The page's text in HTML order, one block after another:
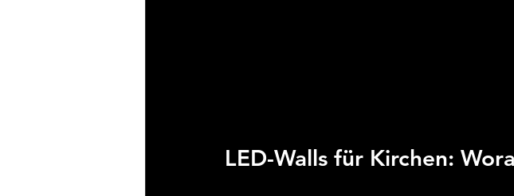
LED-Walls für Kirchen: